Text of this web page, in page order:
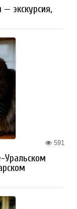
экскурсия,
591
Уральском